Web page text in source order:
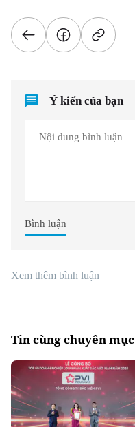
Ý kiến của bạn
Bình luận
Xem thêm bình luận
Tin cùng chuyên mục